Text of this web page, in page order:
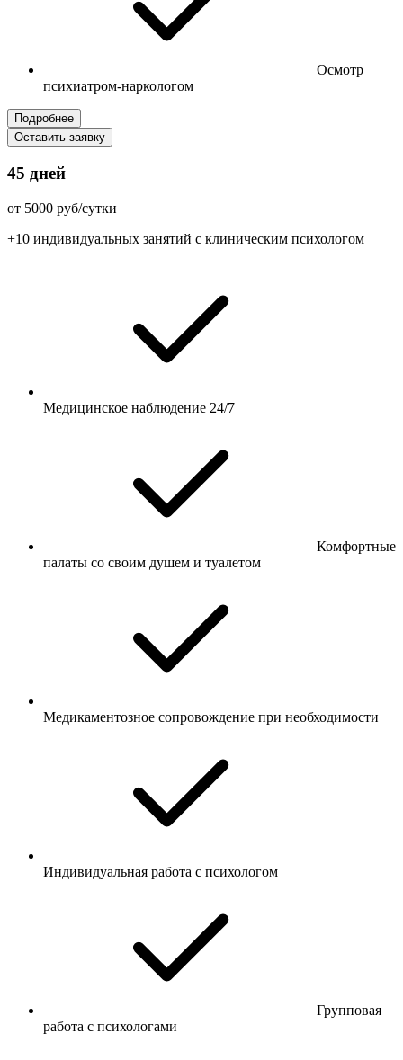
Осмотр
психиатром-наркологом
Подробнее
Оставить заявку
45 дней
от 5000 руб/сутки
+10 индивидуальных занятий с клиническим психологом
Медицинское наблюдение 24/7
Комфортные
палаты со своим душем и туалетом
Медикаментозное сопровождение при необходимости
Индивидуальная работа с психологом
Групповая
работа с психологами